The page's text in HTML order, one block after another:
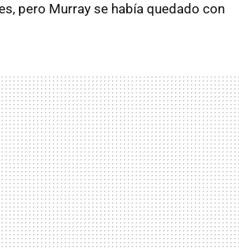
pero Murray se había quedado con